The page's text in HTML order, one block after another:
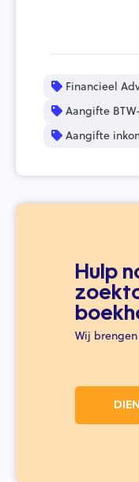
Financieel
Aangifte
Aangifte
Hulp
Wij